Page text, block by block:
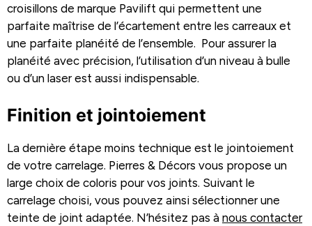
croisillons de marque Pavilift qui permettent une
parfaite maîtrise de l’écartement entre les carreaux et
une parfaite planéité de l’ensemble. Pour assurer la
planéité avec précision, l’utilisation d’un niveau à bulle
ou d’un laser est aussi indispensable.
Finition et jointoiement
La dernière étape moins technique est le jointoiement
de votre carrelage. Pierres & Décors vous propose un
large choix de coloris pour vos joints. Suivant le
carrelage choisi, vous pouvez ainsi sélectionner une
teinte de joint adaptée. N’hésitez pas à nous contacter